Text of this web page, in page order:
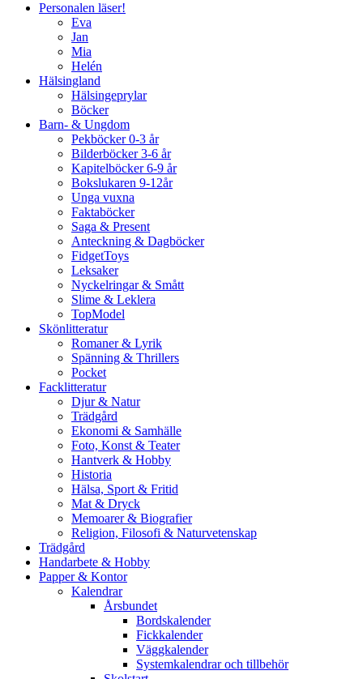
Personalen läser!
Eva
Jan
Mia
Helén
Hälsingland
Hälsingeprylar
Böcker
Barn- & Ungdom
Pekböcker 0-3 år
Bilderböcker 3-6 år
Kapitelböcker 6-9 år
Bokslukaren 9-12år
Unga vuxna
Faktaböcker
Saga & Present
Anteckning & Dagböcker
FidgetToys
Leksaker
Nyckelringar & Smått
Slime & Leklera
TopModel
Skönlitteratur
Romaner & Lyrik
Spänning & Thrillers
Pocket
Facklitteratur
Djur & Natur
Trädgård
Ekonomi & Samhälle
Foto, Konst & Teater
Hantverk & Hobby
Historia
Hälsa, Sport & Fritid
Mat & Dryck
Memoarer & Biografier
Religion, Filosofi & Naturvetenskap
Trädgård
Handarbete & Hobby
Papper & Kontor
Kalendrar
Årsbundet
Bordskalender
Fickkalender
Väggkalender
Systemkalendrar och tillbehör